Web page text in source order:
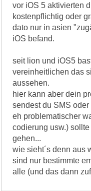
vor iOS 5 aktivierten
kostenpflichtig oder
dato nur in asien
iOS befand.
seit lion und iOS5
vereinheitlichen das
aussehen.
hier kann aber dein
sendest du SMS
eh problematischer
codierung usw.)
gehen...
wie sieht´s denn aus
sind nur bestimmte
alle (und das dann